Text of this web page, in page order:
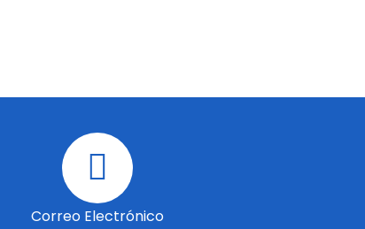
Correo Electrónico